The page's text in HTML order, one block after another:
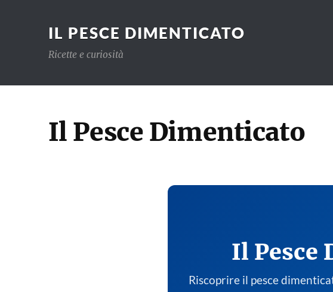
IL PESCE DIMENTICATO
Ricette e curiosità
Il Pesce Dimenticato
Il Pesce
Riscoprire il pesce